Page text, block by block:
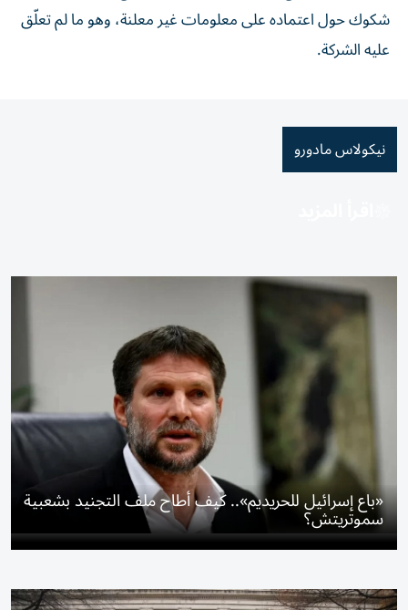
شكوك حول اعتماده على معلومات غير معلنة، وهو ما لم تعلّق
عليه الشركة.
نيكولاس مادورو
«باع إسرائيل للحريديم».. كيف أطاح ملف التجنيد بشعبية
سموتريتش؟